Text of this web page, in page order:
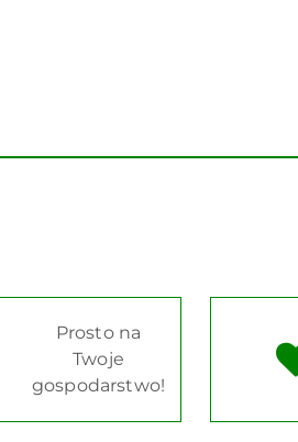
Prosto na
Twoje
gospodarstwo!